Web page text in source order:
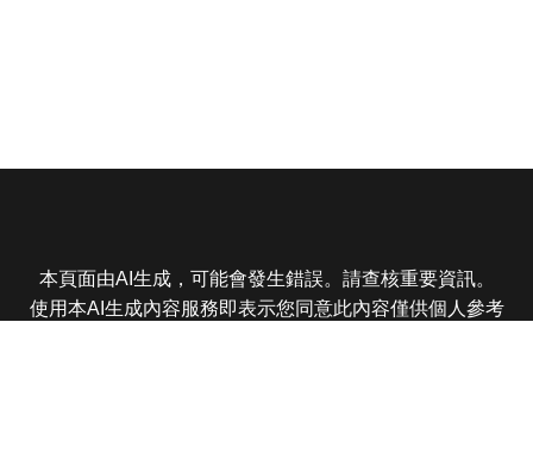
本頁面由AI生成，可能會發生錯誤。請查核重要資訊。
使用本AI生成內容服務即表示您同意此內容僅供個人參考